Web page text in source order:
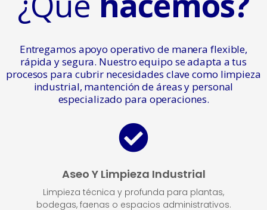
Entregamos apoyo operativo de manera flexible,
rápida y segura. Nuestro equipo se adapta a tus
procesos para cubrir necesidades clave como limpieza
industrial, mantención de áreas y personal
especializado para operaciones.
Aseo Y Limpieza Industrial
Limpieza técnica y profunda para plantas,
bodegas, faenas o espacios administrativos.